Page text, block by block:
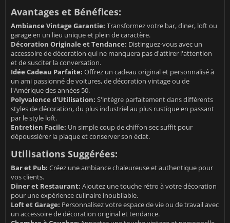
Avantages et Bénéfices:
Ambiance Vintage Garantie: Transformez votre bar, diner, loft ou
garage en un lieu unique et plein de caractère.
Décoration Originale et Tendance: Distinguez-vous avec un
accessoire de décoration qui ne manquera pas d'attirer l'attention
et de susciter la conversation.
Idée Cadeau Parfaite: Offrez un cadeau original et personnalisé à
un ami passionné de voitures, de décoration vintage ou de
l'Amérique des années 50.
Polyvalence d'Utilisation: S'intègre parfaitement dans différents
styles de décoration, du plus industriel au plus rustique en passant
par le style loft.
Entretien Facile: Un simple coup de chiffon sec suffit pour
dépoussiérer la plaque et conserver son éclat.
Utilisations Suggérées:
Bar et Pub: Créez une ambiance chaleureuse et authentique pour
vos clients.
Diner et Restaurant: Ajoutez une touche rétro à votre décoration
pour une expérience culinaire inoubliable.
Loft et Garage: Personnalisez votre espace de vie ou de travail avec
un accessoire de décoration original et tendance.